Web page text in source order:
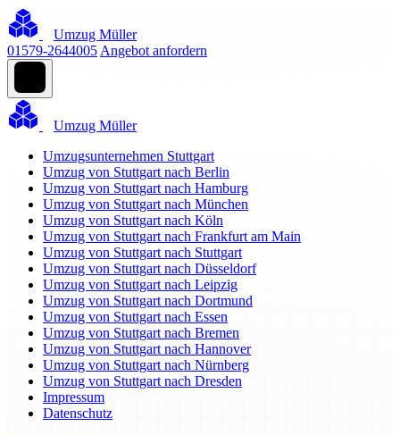
Umzug Müller
01579-2644005 Angebot anfordern
Umzug Müller
Umzugsunternehmen Stuttgart
Umzug von Stuttgart nach Berlin
Umzug von Stuttgart nach Hamburg
Umzug von Stuttgart nach München
Umzug von Stuttgart nach Köln
Umzug von Stuttgart nach Frankfurt am Main
Umzug von Stuttgart nach Stuttgart
Umzug von Stuttgart nach Düsseldorf
Umzug von Stuttgart nach Leipzig
Umzug von Stuttgart nach Dortmund
Umzug von Stuttgart nach Essen
Umzug von Stuttgart nach Bremen
Umzug von Stuttgart nach Hannover
Umzug von Stuttgart nach Nürnberg
Umzug von Stuttgart nach Dresden
Impressum
Datenschutz